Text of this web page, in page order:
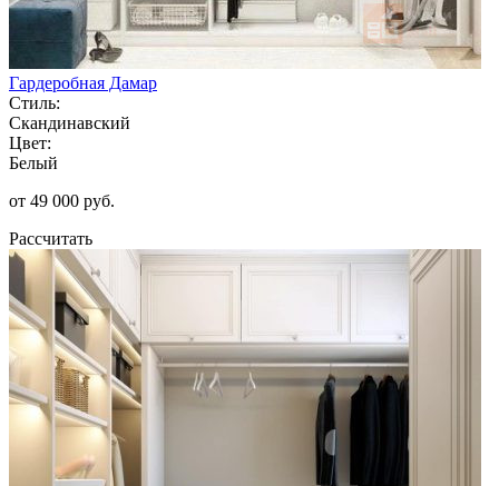
Гардеробная Дамар
Стиль:
Скандинавский
Цвет:
Белый
от 49 000 руб.
Рассчитать